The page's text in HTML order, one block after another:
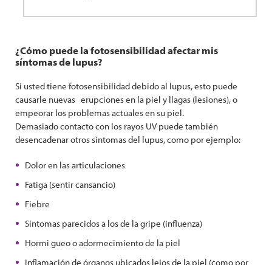
¿Cómo puede la fotosensibilidad afectar mis
síntomas de lupus?
Si usted tiene fotosensibilidad debido al lupus, esto puede
causarle nuevas erupciones en la piel y llagas (lesiones), o
empeorar los problemas actuales en su piel.
Demasiado contacto con los rayos UV puede también
desencadenar otros síntomas del lupus, como por ejemplo:
Dolor en las articulaciones
Fatiga (sentir cansancio)
Fiebre
Síntomas parecidos a los de la gripe (influenza)
Hormi gueo o adormecimiento de la piel
Inflamación de órganos ubicados lejos de la piel (como por